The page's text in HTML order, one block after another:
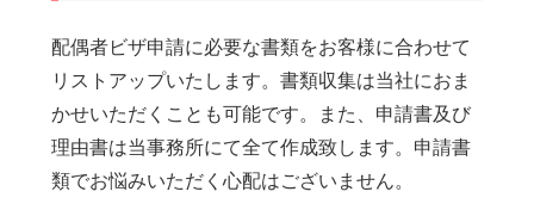
配偶者ビザ申請に必要な書類をお客様に合わせて
リストアップいたします。書類収集は当社におま
かせいただくことも可能です。また、申請書及び
理由書は当事務所にて全て作成致します。申請書
類でお悩みいただく心配はございません。